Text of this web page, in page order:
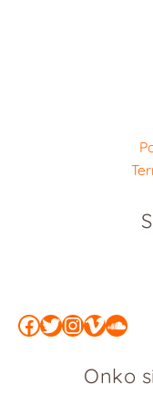
Facebook
Twitter
Instagram
Vimeo
Onko